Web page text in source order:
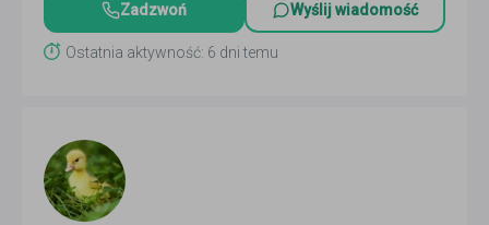
Zadzwoń Wyślij wiadomość
Ostatnia aktywność: 6 dni temu